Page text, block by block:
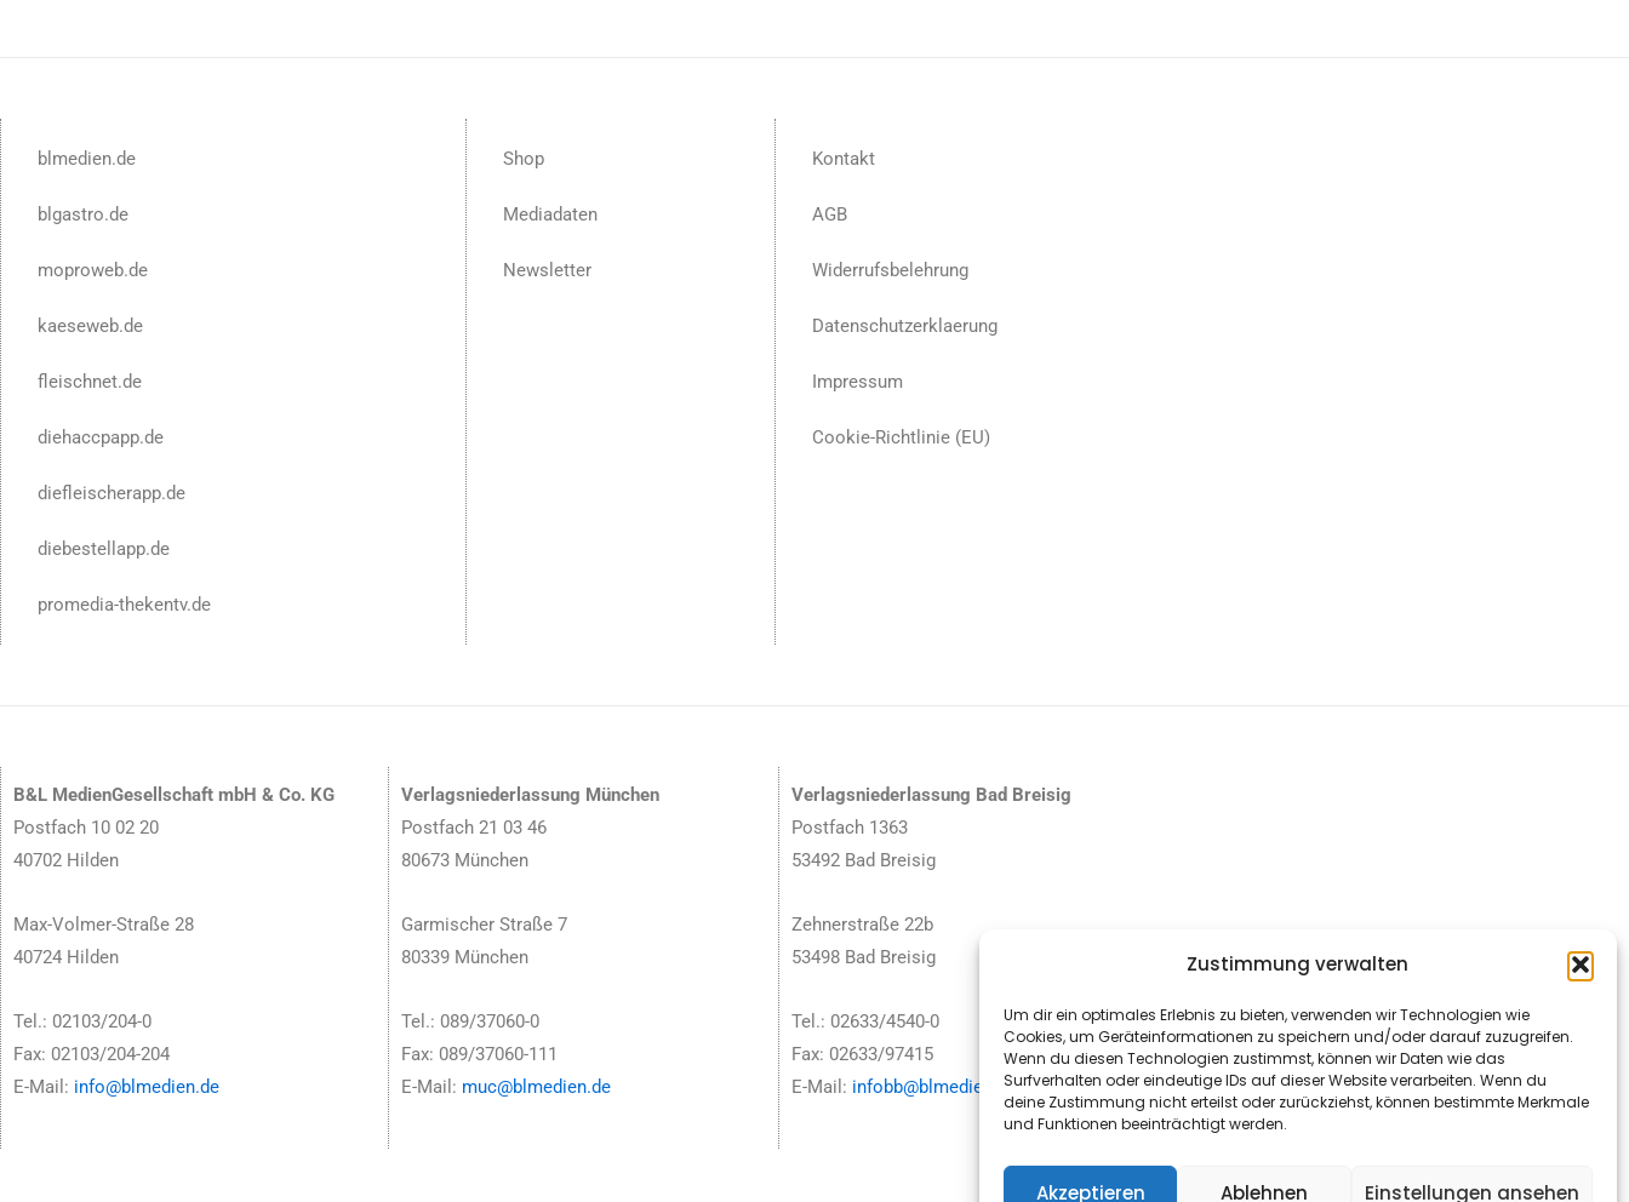
Zustimmung verwalten
Um dir ein optimales Erlebnis zu bieten, verwenden wir Technologien wie
Cookies, um Geräteinformationen zu speichern und/oder darauf zuzugreifen.
Wenn du diesen Technologien zustimmst, können wir Daten wie das
Surfverhalten oder eindeutige IDs auf dieser Website verarbeiten. Wenn du
deine Zustimmung nicht erteilst oder zurückziehst, können bestimmte Merkmale
und Funktionen beeinträchtigt werden.
Akzeptieren Ablehnen Einstellungen ansehen
blmedien.de
blgastro.de
moproweb.de
kaeseweb.de
fleischnet.de
diehaccpapp.de
diefleischerapp.de
diebestellapp.de
promedia-thekentv.de
Shop
Mediadaten
Newsletter
Kontakt
AGB
Widerrufsbelehrung
Datenschutzerklaerung
Impressum
Cookie-Richtlinie (EU)
B&L MedienGesellschaft mbH & Co. KG
Postfach 10 02 20
40702 Hilden
Max-Volmer-Straße 28
40724 Hilden
Tel.: 02103/204-0
Fax: 02103/204-204
E-Mail: info@blmedien.de
Verlagsniederlassung München
Postfach 21 03 46
80673 München
Garmischer Straße 7
80339 München
Tel.: 089/37060-0
Fax: 089/37060-111
E-Mail: muc@blmedien.de
Verlagsniederlassung Bad Breisig
Postfach 1363
53492 Bad Breisig
Zehnerstraße 22b
53498 Bad Breisig
Tel.: 02633/4540-0
Fax: 02633/97415
E-Mail: infobb@blmedien.de